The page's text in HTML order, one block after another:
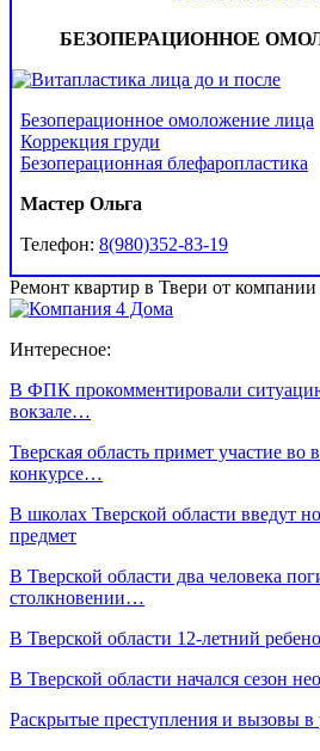
БЕЗОПЕРАЦИОННОЕ
Безоперационное омоложение лица
Коррекция груди
Безоперационная блефаропластика
Мастер Ольга
Телефон: 8(980)352-83-19
Ремонт квартир в Твери от
Интересное:
В ФПК прокомментировали
вокзале…
Тверская область примет участие во
конкурсе…
В школах Тверской области введут
предмет
В Тверской области два человека
столкновении…
В Тверской области 12-летний
В Тверской области начался сезон
Раскрытые преступления и вызовы в